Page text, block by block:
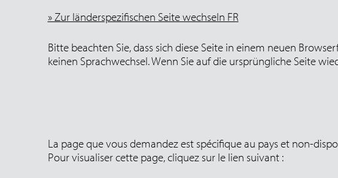
» Zur länderspezifischen Seite wechseln FR
Bitte beachten Sie, dass sich diese Seite in einem neuen
keinen Sprachwechsel. Wenn Sie auf die ursprüngliche Seite
La page que vous demandez est spécifique au pays et non-
Pour visualiser cette page, cliquez sur le lien suivant :